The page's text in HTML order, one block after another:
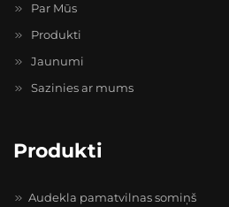
Par Mūs
Produkti
Jaunumi
Sazinies ar mums
Produkti
Audekla pamatvilnas somiņš